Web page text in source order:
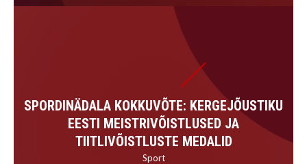
SPORDINÄDALA KOKKUVÕTE: KERGEJÕUSTIKU
EESTI MEISTRIVÕISTLUSED JA
TIITLIVÕISTLUSTE MEDALID
Sport